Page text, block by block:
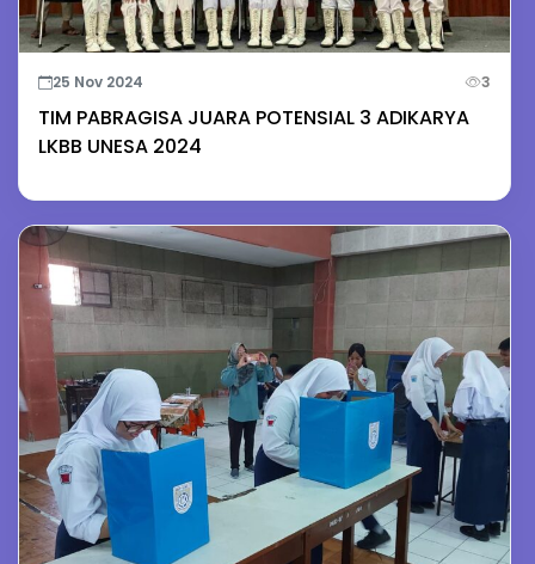
25 Nov 2024 3
TIM PABRAGISA JUARA POTENSIAL 3 ADIKARYA
LKBB UNESA 2024